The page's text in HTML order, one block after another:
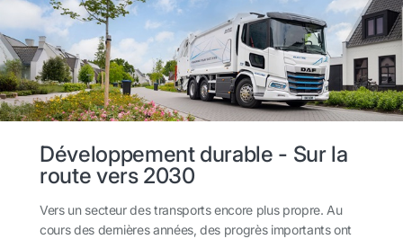
Développement durable - Sur la
route vers 2030
Vers un secteur des transports encore plus propre. Au
cours des dernières années, des progrès importants ont